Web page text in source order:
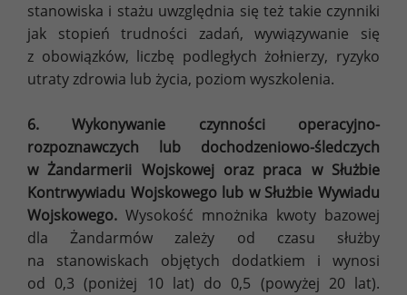
stanowiska i stażu uwzględnia się też takie czynniki
jak stopień trudności zadań, wywiązywanie się
z obowiązków, liczbę podległych żołnierzy, ryzyko
utraty zdrowia lub życia, poziom wyszkolenia.
6. Wykonywanie czynności operacyjno-
rozpoznawczych lub dochodzeniowo-śledczych
w Żandarmerii Wojskowej oraz praca w Służbie
Kontrwywiadu Wojskowego lub w Służbie Wywiadu
Wojskowego. Wysokość mnożnika kwoty bazowej
dla Żandarmów zależy od czasu służby
na stanowiskach objętych dodatkiem i wynosi
od 0,3 (poniżej 10 lat) do 0,5 (powyżej 20 lat).